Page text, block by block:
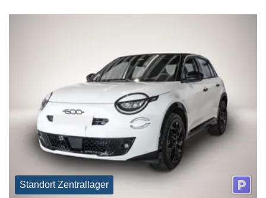
Standort Zentrallager